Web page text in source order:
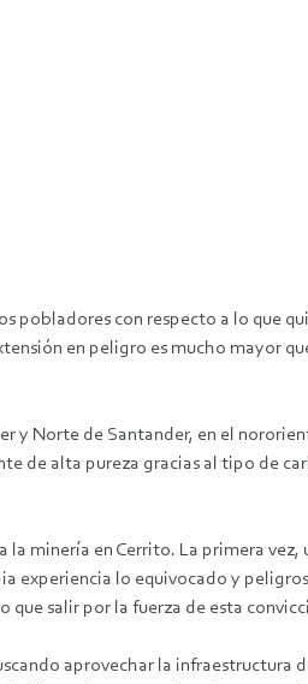
pobladores con respecto a lo que
en peligro es mucho mayor
y Norte de Santander, en el
de alta pureza gracias al tipo de
minería en Cerrito. La primera
experiencia lo equivocado y
que salir por la fuerza de esta
aprovechar la